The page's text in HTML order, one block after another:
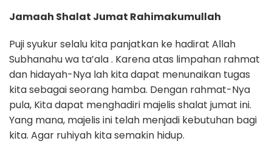
Jamaah Shalat Jumat Rahimakumullah
Puji syukur selalu kita panjatkan ke hadirat Allah
Subhanahu wa ta’ala . Karena atas limpahan rahmat
dan hidayah-Nya lah kita dapat menunaikan tugas
kita sebagai seorang hamba. Dengan rahmat-Nya
pula, Kita dapat menghadiri majelis shalat jumat ini.
Yang mana, majelis ini telah menjadi kebutuhan bagi
kita. Agar ruhiyah kita semakin hidup.